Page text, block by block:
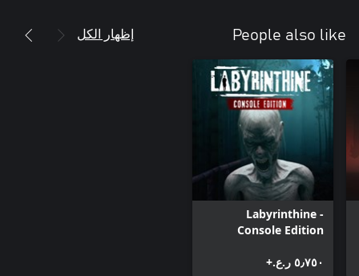
People also like إظهار الكل
Labyrinthine -
Console Edition
٥٫٧٥٠ ر.ع.‏+